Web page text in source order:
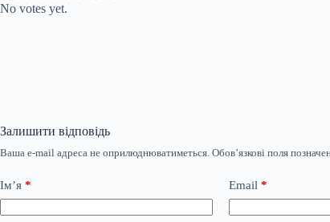
No votes yet.
Залишити відповідь
Ваша e-mail адреса не оприлюднюватиметься. Обов’язкові поля
Ім’я * Email *